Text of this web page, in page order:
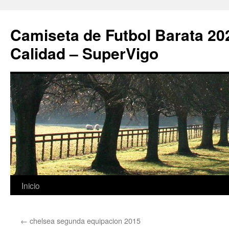
Camiseta de Futbol Barata
Calidad – SuperVigo
Saltar
contenido
Inicio
← chelsea segunda equipacion 2015